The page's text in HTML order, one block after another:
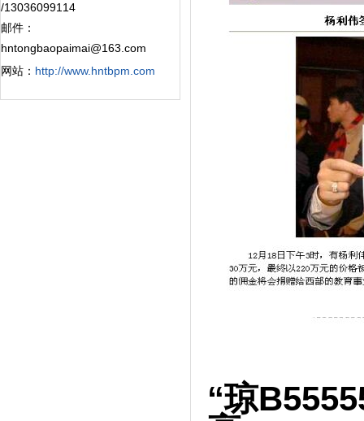
/13036099114
邮件：
hntongbaopaimai@163.com
网站： http://www.hntbpm.com
“琼